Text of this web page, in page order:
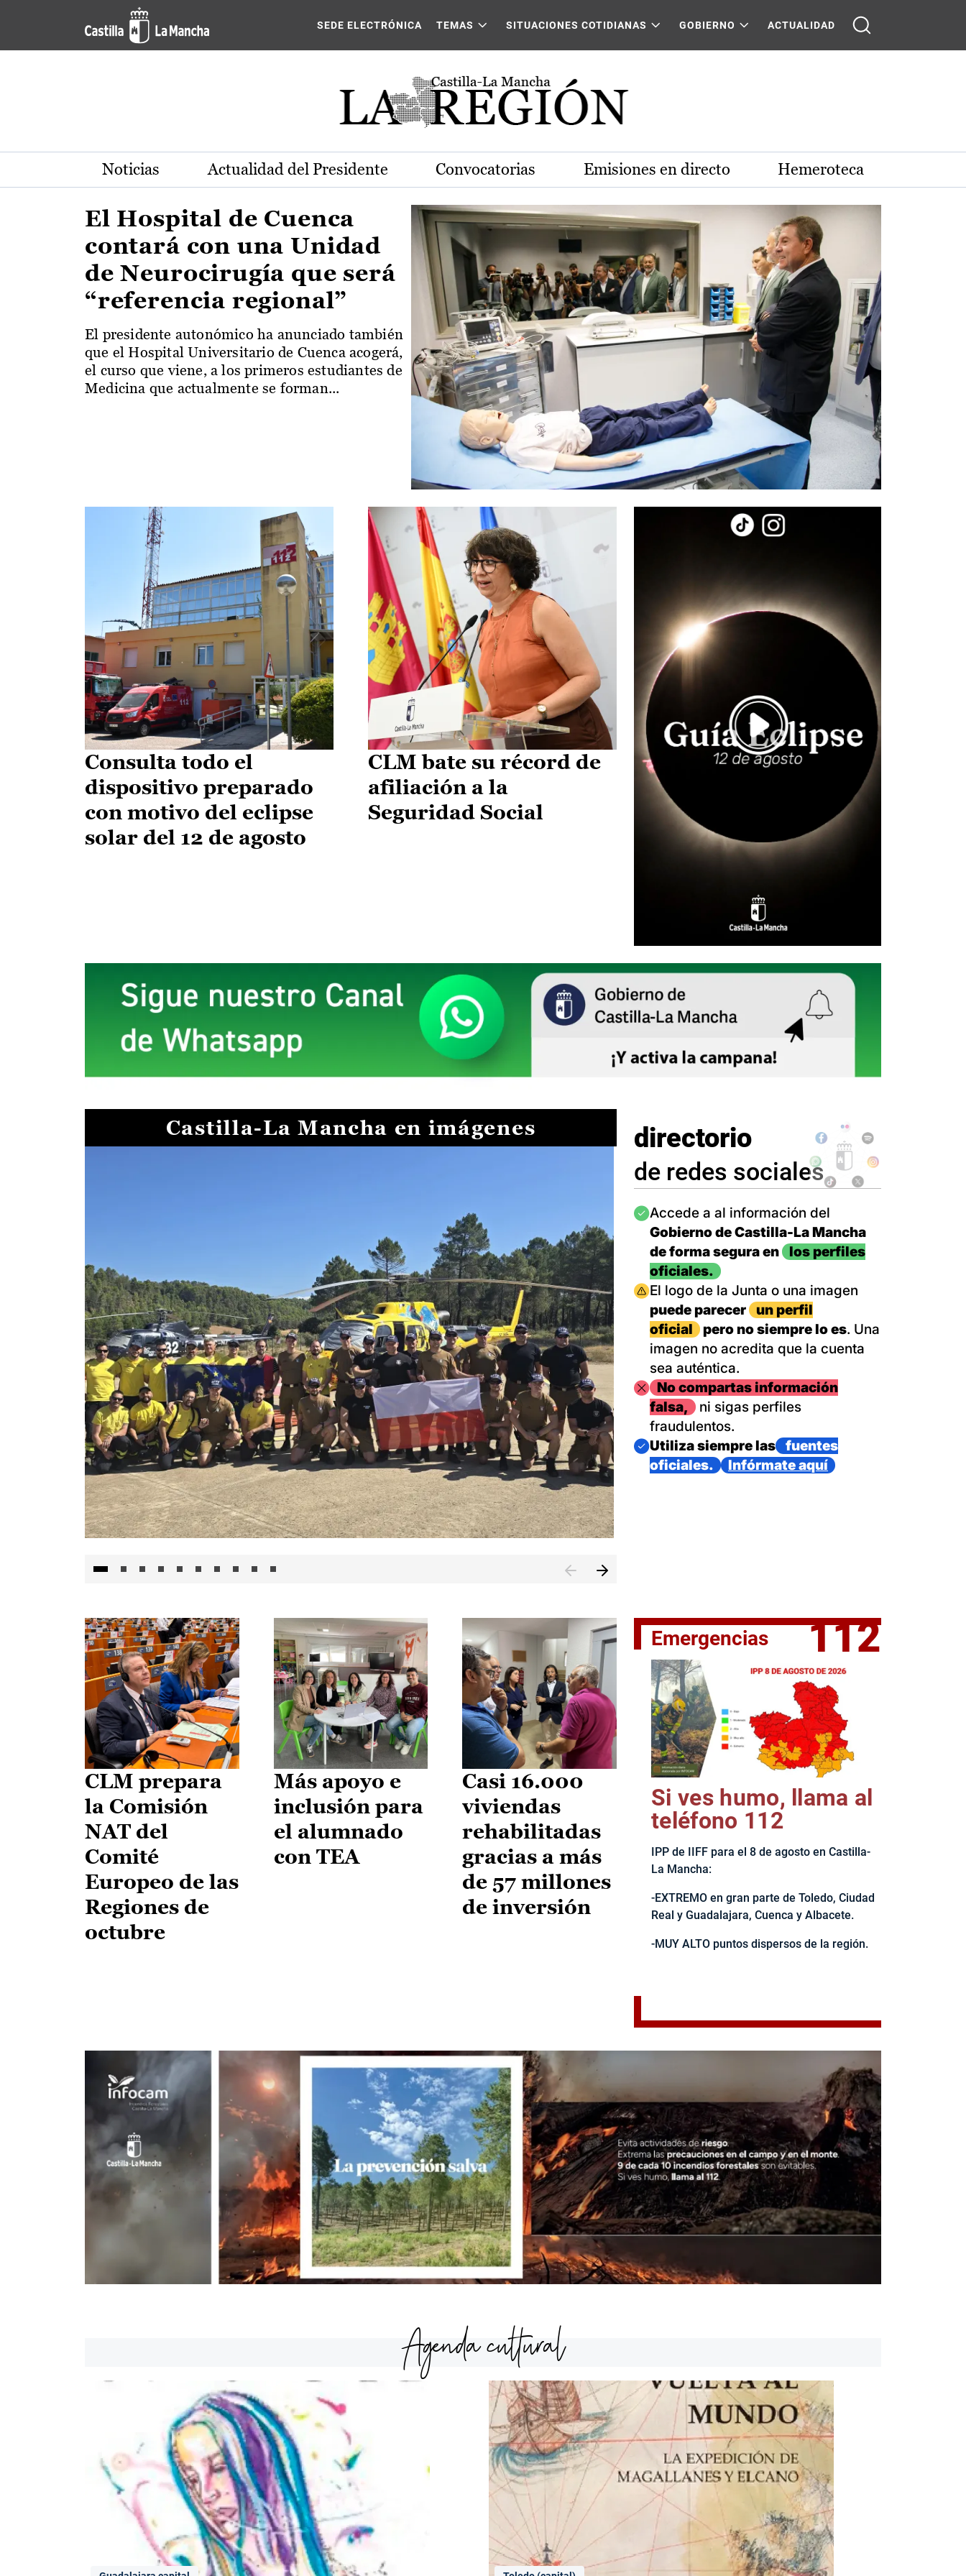
Pasar al contenido principal
Actualidad de la región de Castilla-La Mancha
SEDE ELECTRÓNICA TEMAS SITUACIONES COTIDIANAS GOBIERNO ACTUALIDAD
Noticias Actualidad del Presidente Convocatorias Emisiones en directo Hemeroteca
El Hospital de Cuenca
contará con una Unidad
de Neurocirugía que será
“referencia regional”
El presidente autonómico ha anunciado también
que el Hospital Universitario de Cuenca acogerá,
el curso que viene, a los primeros estudiantes de
Medicina que actualmente se forman...
Consulta todo el
dispositivo preparado
con motivo del eclipse
solar del 12 de agosto
CLM bate su récord de
afiliación a la
Seguridad Social
Castilla-La Mancha en imágenes
II Vuelta Ciclista CLM LEADER
directorio
de redes sociales
Imagen
Accede a al información del
Gobierno de Castilla-La Mancha
de forma segura en
los perfiles
oficiales.
Imagen
El logo de la Junta o una imagen
puede parecer
un perfil
oficial
pero no siempre lo es. Una
imagen no acredita que la cuenta
sea auténtica.
ImagenNo compartas información
falsa,
ni sigas perfiles
fraudulentos.
Imagen
Utiliza siempre las
fuentes
oficiales.
Infórmate aquí
CLM prepara
la Comisión
NAT del
Comité
Europeo de las
Regiones de
octubre
Más apoyo e
inclusión para
el alumnado
con TEA
Casi 16.000
viviendas
rehabilitadas
gracias a más
de 57 millones
de inversión
Emergencias 112
Si ves humo, llama al
teléfono 112
IPP de IIFF para el 8 de agosto en Castilla-
La Mancha:
-EXTREMO en gran parte de Toledo, Ciudad
Real y Guadalajara, Cuenca y Albacete.
-MUY ALTO puntos dispersos de la región.
Agenda cultural